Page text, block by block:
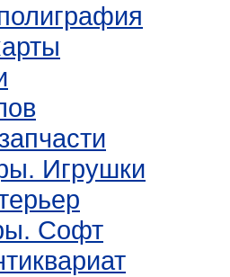
Игрушки
Софт